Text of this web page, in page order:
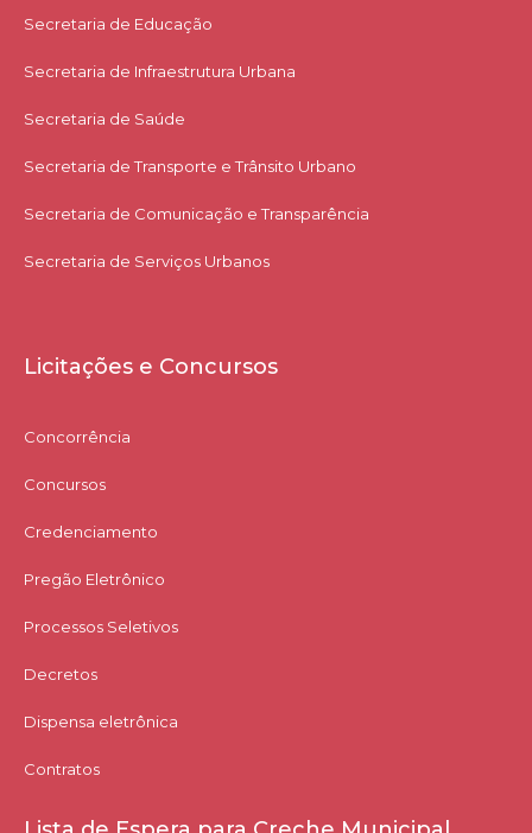
Secretaria de Educação
Secretaria de Infraestrutura Urbana
Secretaria de Saúde
Secretaria de Transporte e Trânsito Urbano
Secretaria de Comunicação e Transparência
Secretaria de Serviços Urbanos
Licitações e Concursos
Concorrência
Concursos
Credenciamento
Pregão Eletrônico
Processos Seletivos
Decretos
Dispensa eletrônica
Contratos